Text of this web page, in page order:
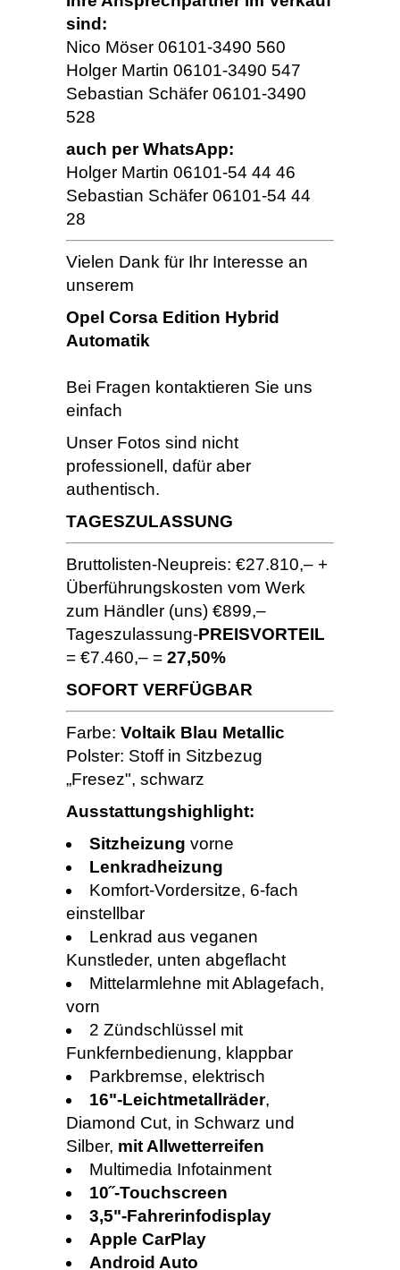
sind:
Nico Möser 06101-3490 560
Holger Martin 06101-3490 547
Sebastian Schäfer 06101-3490
528
auch per WhatsApp:
Holger Martin 06101-54 44 46
Sebastian Schäfer 06101-54 44
28
Vielen Dank für Ihr Interesse an
unserem
Opel Corsa Edition Hybrid
Automatik
Bei Fragen kontaktieren Sie uns
einfach
Unser Fotos sind nicht
professionell, dafür aber
authentisch.
TAGESZULASSUNG
Bruttolisten-Neupreis: €27.810,– +
Überführungskosten vom Werk
zum Händler (uns) €899,–
Tageszulassung-PREISVORTEIL
= €7.460,– = 27,50%
SOFORT VERFÜGBAR
Farbe: Voltaik Blau Metallic
Polster: Stoff in Sitzbezug
„Fresez", schwarz
Ausstattungshighlight:
Sitzheizungvorne
Lenkradheizung
Komfort-Vordersitze, 6-fach
einstellbar
Lenkrad aus veganen
Kunstleder, unten abgeflacht
Mittelarmlehne mit Ablagefach,
vorn
2 Zündschlüssel mit
Funkfernbedienung, klappbar
Parkbremse, elektrisch
16"-Leichtmetallräder,
Diamond Cut, in Schwarz und
Silber, mit Allwetterreifen
Multimedia Infotainment
10˝-Touchscreen
3,5"-Fahrerinfodisplay
Apple CarPlay
Android Auto